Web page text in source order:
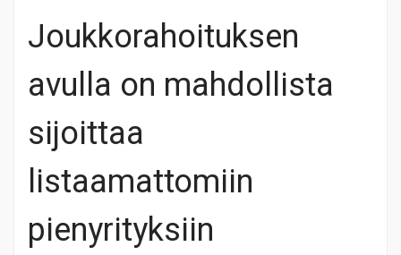
Joukkorahoituksen
avulla on mahdollista
sijoittaa
listaamattomiin
pienyrityksiin